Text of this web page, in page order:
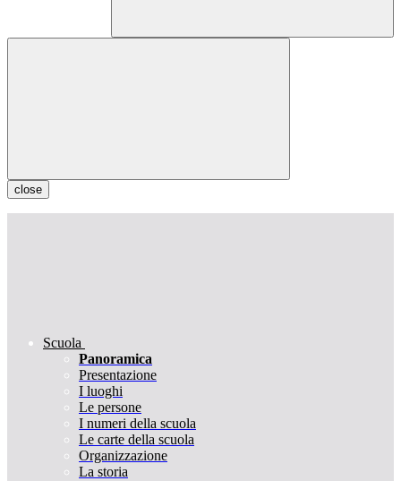
close
Scuola
Panoramica
Presentazione
I luoghi
Le persone
I numeri della scuola
Le carte della scuola
Organizzazione
La storia